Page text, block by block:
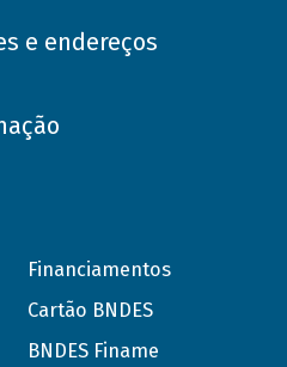
e endereços
Financiamentos
Cartão BNDES
BNDES Finame